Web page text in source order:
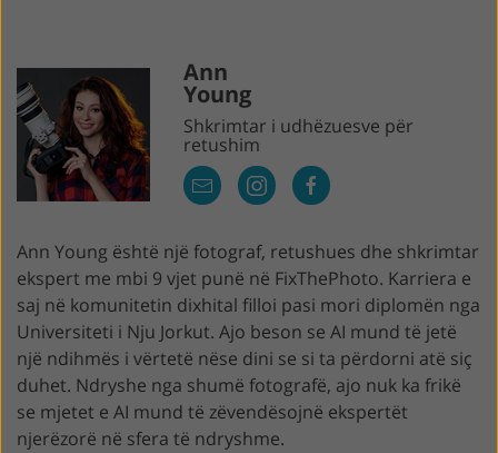
Ann
Young
Shkrimtar i udhëzuesve për
retushim
Ann Young është një fotograf, retushues dhe shkrimtar
ekspert me mbi 9 vjet punë në FixThePhoto. Karriera e
saj në komunitetin dixhital filloi pasi mori diplomën nga
Universiteti i Nju Jorkut. Ajo beson se AI mund të jetë
një ndihmës i vërtetë nëse dini se si ta përdorni atë siç
duhet. Ndryshe nga shumë fotografë, ajo nuk ka frikë
se mjetet e AI mund të zëvendësojnë ekspertët
njerëzorë në sfera të ndryshme.